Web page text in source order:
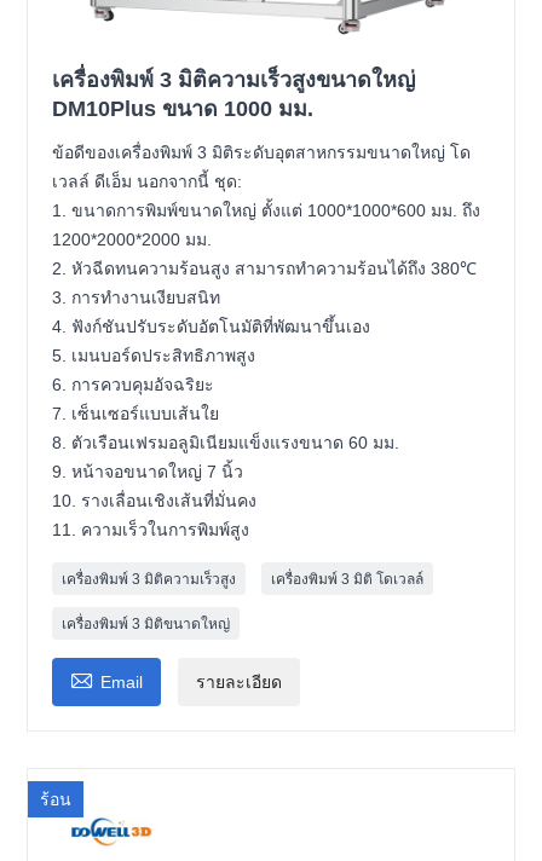
เครื่องพิมพ์ 3 มิติความเร็วสูงขนาดใหญ่
DM10Plus ขนาด 1000 มม.
ข้อดีของเครื่องพิมพ์ 3 มิติระดับอุตสาหกรรมขนาดใหญ่ โด
เวลล์ ดีเอ็ม นอกจากนี้ ชุด:
1. ขนาดการพิมพ์ขนาดใหญ่ ตั้งแต่ 1000*1000*600 มม. ถึง
1200*2000*2000 มม.
2. หัวฉีดทนความร้อนสูง สามารถทำความร้อนได้ถึง 380℃
3. การทำงานเงียบสนิท
4. ฟังก์ชันปรับระดับอัตโนมัติที่พัฒนาขึ้นเอง
5. เมนบอร์ดประสิทธิภาพสูง
6. การควบคุมอัจฉริยะ
7. เซ็นเซอร์แบบเส้นใย
8. ตัวเรือนเฟรมอลูมิเนียมแข็งแรงขนาด 60 มม.
9. หน้าจอขนาดใหญ่ 7 นิ้ว
10. รางเลื่อนเชิงเส้นที่มั่นคง
11. ความเร็วในการพิมพ์สูง
เครื่องพิมพ์ 3 มิติความเร็วสูง เครื่องพิมพ์ 3 มิติ โดเวลล์
เครื่องพิมพ์ 3 มิติขนาดใหญ่
 Email รายละเอียด
ร้อน